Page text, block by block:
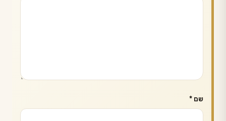
שם *